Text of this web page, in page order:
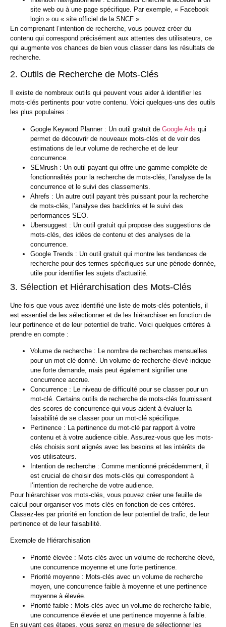
site web ou à une page spécifique. Par exemple, « Facebook
login » ou « site officiel de la SNCF ».
En comprenant l’intention de recherche, vous pouvez créer du
contenu qui correspond précisément aux attentes des utilisateurs, ce
qui augmente vos chances de bien vous classer dans les résultats de
recherche.
2. Outils de Recherche de Mots-Clés
Il existe de nombreux outils qui peuvent vous aider à identifier les
mots-clés pertinents pour votre contenu. Voici quelques-uns des outils
les plus populaires :
Google Keyword Planner : Un outil gratuit de Google Ads qui
permet de découvrir de nouveaux mots-clés et de voir des
estimations de leur volume de recherche et de leur
concurrence.
SEMrush : Un outil payant qui offre une gamme complète de
fonctionnalités pour la recherche de mots-clés, l’analyse de la
concurrence et le suivi des classements.
Ahrefs : Un autre outil payant très puissant pour la recherche
de mots-clés, l’analyse des backlinks et le suivi des
performances SEO.
Ubersuggest : Un outil gratuit qui propose des suggestions de
mots-clés, des idées de contenu et des analyses de la
concurrence.
Google Trends : Un outil gratuit qui montre les tendances de
recherche pour des termes spécifiques sur une période donnée,
utile pour identifier les sujets d’actualité.
3. Sélection et Hiérarchisation des Mots-Clés
Une fois que vous avez identifié une liste de mots-clés potentiels, il
est essentiel de les sélectionner et de les hiérarchiser en fonction de
leur pertinence et de leur potentiel de trafic. Voici quelques critères à
prendre en compte :
Volume de recherche : Le nombre de recherches mensuelles
pour un mot-clé donné. Un volume de recherche élevé indique
une forte demande, mais peut également signifier une
concurrence accrue.
Concurrence : Le niveau de difficulté pour se classer pour un
mot-clé. Certains outils de recherche de mots-clés fournissent
des scores de concurrence qui vous aident à évaluer la
faisabilité de se classer pour un mot-clé spécifique.
Pertinence : La pertinence du mot-clé par rapport à votre
contenu et à votre audience cible. Assurez-vous que les mots-
clés choisis sont alignés avec les besoins et les intérêts de
vos utilisateurs.
Intention de recherche : Comme mentionné précédemment, il
est crucial de choisir des mots-clés qui correspondent à
l’intention de recherche de votre audience.
Pour hiérarchiser vos mots-clés, vous pouvez créer une feuille de
calcul pour organiser vos mots-clés en fonction de ces critères.
Classez-les par priorité en fonction de leur potentiel de trafic, de leur
pertinence et de leur faisabilité.
Exemple de Hiérarchisation
Priorité élevée : Mots-clés avec un volume de recherche élevé,
une concurrence moyenne et une forte pertinence.
Priorité moyenne : Mots-clés avec un volume de recherche
moyen, une concurrence faible à moyenne et une pertinence
moyenne à élevée.
Priorité faible : Mots-clés avec un volume de recherche faible,
une concurrence élevée et une pertinence moyenne à faible.
En suivant ces étapes, vous serez en mesure de sélectionner les